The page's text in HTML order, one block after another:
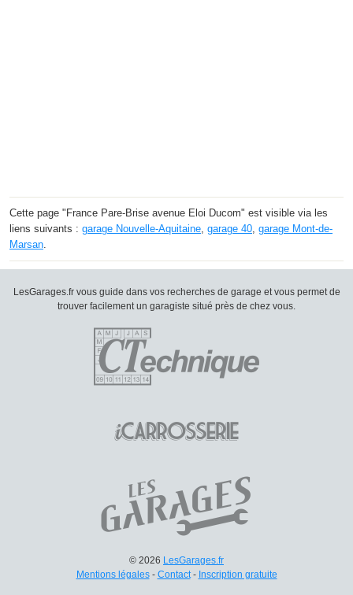
Cette page "France Pare-Brise avenue Eloi Ducom" est visible via les
liens suivants : garage Nouvelle-Aquitaine garage 40 garage Mont-de-
Marsan
LesGarages.fr vous guide dans vos recherches de garage et vous permet de
trouver facilement un garagiste situé près de chez vous.
© 2026 LesGarages.fr
Mentions légales- Contact- Inscription gratuite